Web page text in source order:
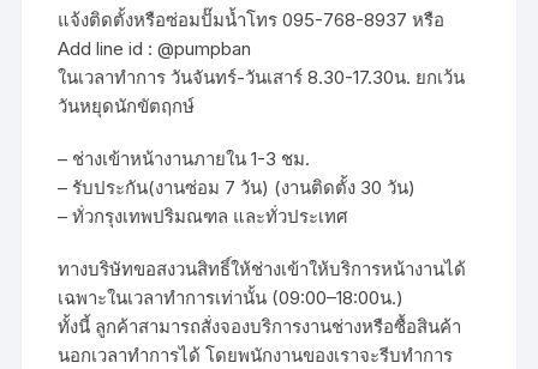
แจ้งติดตั้งหรือซ่อมปั๊มน้ำโทร 095-768-8937 หรือ
Add line id : @pumpban
ในเวลาทำการ วันจันทร์-วันเสาร์ 8.30-17.30น. ยกเว้น
วันหยุดนักขัตฤกษ์
– ช่างเข้าหน้างานภายใน 1-3 ชม.
– รับประกัน(งานซ่อม 7 วัน) (งานติดตั้ง 30 วัน)
– ทั่วกรุงเทพปริมณฑล และทั่วประเทศ
ทางบริษัทขอสงวนสิทธิ์ให้ช่างเข้าให้บริการหน้างานได้
เฉพาะในเวลาทำการเท่านั้น (09:00–18:00น.)
ทั้งนี้ ลูกค้าสามารถสั่งจองบริการงานช่างหรือซื้อสินค้า
นอกเวลาทำการได้ โดยพนักงานของเราจะรีบทำการ